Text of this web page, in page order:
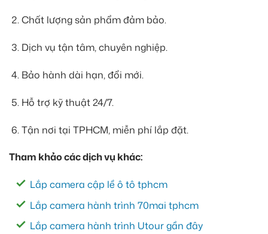
Chất lượng sản phẩm đảm bảo.
Dịch vụ tận tâm, chuyên nghiệp.
Bảo hành dài hạn, đổi mới.
Hỗ trợ kỹ thuật 24/7.
Tận nơi tại TPHCM, miễn phí lắp đặt.
Tham khảo các dịch vụ khác:
Lắp camera cập lề ô tô tphcm
Lắp camera hành trình 70mai tphcm
Lắp camera hành trình Utour gần đây